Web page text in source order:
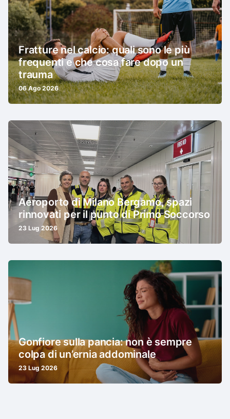
Fratture nel calcio: quali sono le più
frequenti e che cosa fare dopo un
trauma
06 Ago 2026
Aeroporto di Milano Bergamo, spazi
rinnovati per il punto di Primo Soccorso
23 Lug 2026
Gonfiore sulla pancia: non è sempre
colpa di un’ernia addominale
23 Lug 2026